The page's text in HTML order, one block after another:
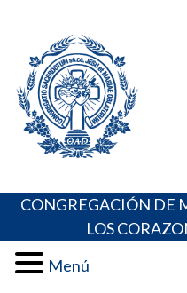
content
Portal de los Padres
Oraciones, Música religiosa
CONGREGACIÓN DE
LOS
Menú